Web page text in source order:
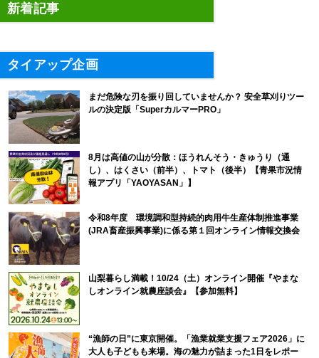
新着記事
タイアップ企画
まだ危険な刃を振り回していませんか？ 安全草刈りツー
ルの決定版「SuperカルマーPRO」
8月は高値の山が分散：ほうれんそう・きゅうり（通
し）、はくさい（前半）、トマト（後半）【青果市況情
報アプリ「YAOYASAN」】
令和8年度 環境調和型持続的肉用牛生産体制推進事業
(JRA畜産振興事業)に係る第１回オンライン情報交換会
山梨暮らし満載！10/24（土）オンライン開催『やまな
しオンライン就農座談会』【参加無料】
“漁師の日”に東京開催。「漁業就業支援フェア2026」に
大人も子どもも来場。海の魅力が詰まった1日をレポー